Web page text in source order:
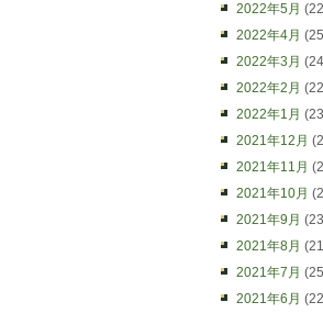
2022年5月
2022年4月
2022年3月
2022年2月
2022年1月
2021年12月
2021年11月
2021年10月
2021年9月
2021年8月
2021年7月
2021年6月